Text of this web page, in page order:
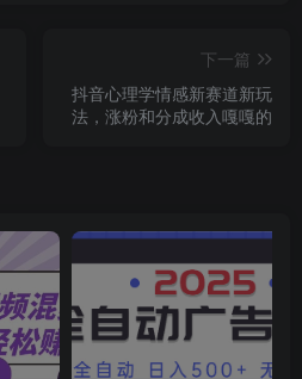
下一篇
抖音心理学情感新赛道新玩
法，涨粉和分成收入嘎嘎的